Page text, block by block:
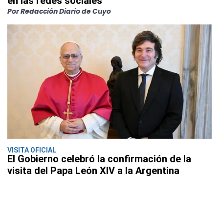
Por Redacción Diario de Cuyo
VISITA OFICIAL
El Gobierno celebró la confirmación de la
visita del Papa León XIV a la Argentina